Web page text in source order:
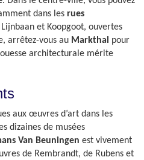
dans les rues
et Koopgoot, ouvertes
arrêtez-vous au Markthal
pour
architecturale mérite
aux œuvres d’art dans les
dizaines de musées
Van Beuningen est vivement
de Rembrandt, de Rubens et